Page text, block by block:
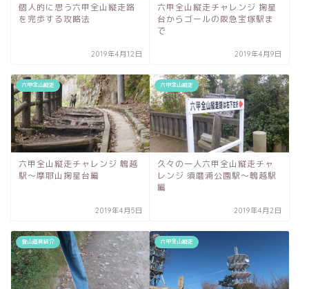
個人的に思う六甲全山縦走路
を完歩する攻略法
2019年4月12日
六甲全山縦走チャレンジ 掬星
台からゴールの阪急宝塚駅ま
で
2019年4月9日
六甲全山縦走
六甲全山縦走チャレンジ 鵯越
駅～摩耶山掬星台編
2019年4月5日
六甲全山縦走
久々の一人六甲全山縦走チャ
レンジ 須磨浦公園駅～鵯越駅
編
2019年4月2日
登山道具紹介 六甲全山縦走